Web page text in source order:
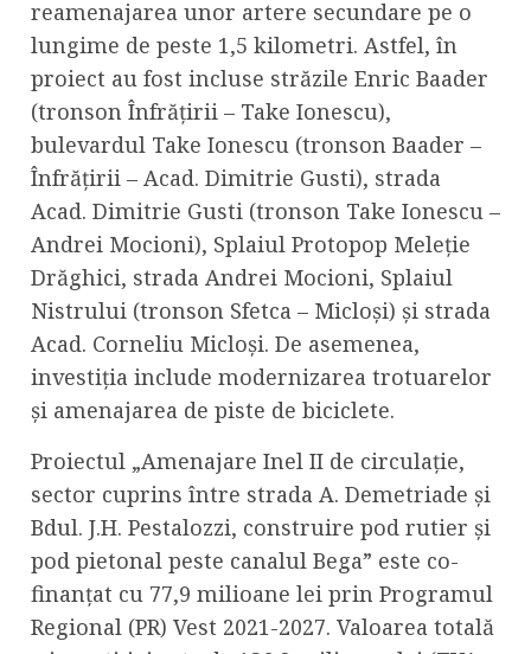
reamenajarea unor artere secundare pe o
lungime de peste 1,5 kilometri. Astfel, în
proiect au fost incluse străzile Enric Baader
(tronson Înfrățirii – Take Ionescu),
bulevardul Take Ionescu (tronson Baader –
Înfrățirii – Acad. Dimitrie Gusti), strada
Acad. Dimitrie Gusti (tronson Take Ionescu –
Andrei Mocioni), Splaiul Protopop Meleție
Drăghici, strada Andrei Mocioni, Splaiul
Nistrului (tronson Sfetca – Micloși) și strada
Acad. Corneliu Micloși. De asemenea,
investiția include modernizarea trotuarelor
și amenajarea de piste de biciclete.
Proiectul „Amenajare Inel II de circulație,
sector cuprins între strada A. Demetriade și
Bdul. J.H. Pestalozzi, construire pod rutier și
pod pietonal peste canalul Bega” este co-
finanțat cu 77,9 milioane lei prin Programul
Regional (PR) Vest 2021-2027. Valoarea totală